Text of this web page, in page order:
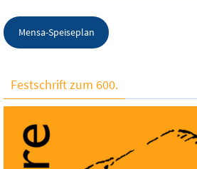
Mensa-Speiseplan
Festschrift zum 600.